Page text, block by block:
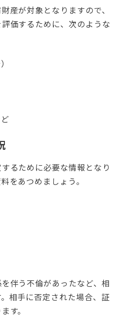
産が対象となりますので、
価するために、次のような
るために必要な情報となり
をあつめましょう。
伴う不倫があったなど、相
相手に否定された場合、証
す。